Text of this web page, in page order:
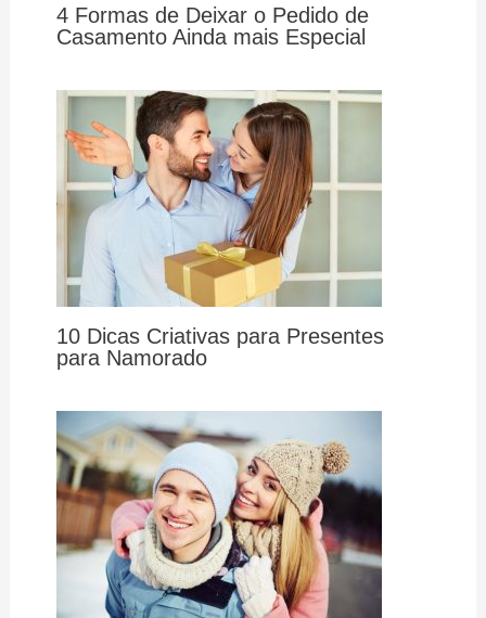
4 Formas de Deixar o Pedido de
Casamento Ainda mais Especial
10 Dicas Criativas para Presentes
para Namorado